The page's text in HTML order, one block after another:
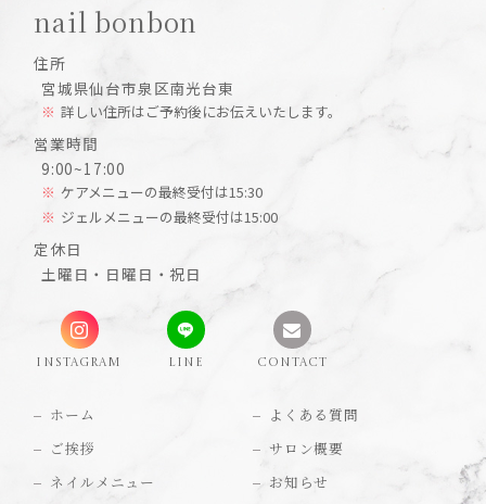
nail bonbon
住所
宮城県仙台市泉区南光台東
詳しい住所はご予約後にお伝えいたします。
営業時間
9:00~17:00
ケアメニューの最終受付は15:30
ジェルメニューの最終受付は15:00
定休日
土曜日・日曜日・祝日
INSTAGRAM LINE CONTACT
ホーム
ご挨拶
ネイルメニュー
よくある質問
サロン概要
お知らせ